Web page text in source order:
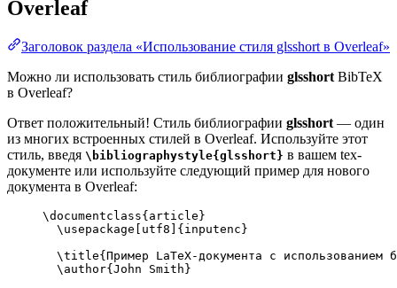
Overleaf
Заголовок раздела «Использование стиля glsshort в Overleaf»
Можно ли использовать стиль библиографии glsshortBibTeX
в Overleaf?
Ответ положительный! Стиль библиографии glsshort— один
из многих встроенных стилей в Overleaf. Используйте этот
стиль, введя \bibliographystyle{glsshort} в вашем tex-
документе или используйте следующий пример для нового
документа в Overleaf:
\documentclass{ article }
\usepackage
utf8 ]{ inputenc }
\title{Пример LaTeX-документа с
\author{John Smith}